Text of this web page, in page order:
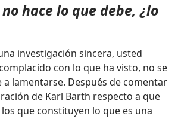
hace lo que debe, ¿lo
investigación sincera, usted
con lo que ha visto, no se
lamentarse. Después de comentar
de Karl Barth respecto a que
que constituyen lo que es una